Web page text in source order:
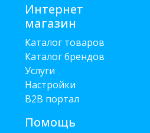
Интернет
магазин
Каталог товаров
Каталог брендов
Услуги
Настройки
B2B портал
Помощь